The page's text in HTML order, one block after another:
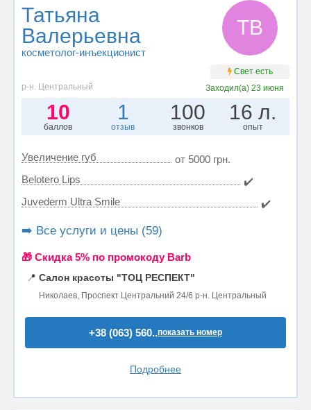
Татьяна
Валерьевна
косметолог-инъекционист
ТВ
Свет есть
р-н. Центральный
Заходил(а)23 июня
10
баллов
1
отзыв
100
звонков
16 л.
опыт
Увеличение губ
от 5000 грн.
Belotero Lips
✔️
Juvederm Ultra Smile
✔️
➡️ Все услуги и цены (59)
🎁 Cкидка 5% по промокоду Barb
📍 Салон красоты "ТОЦ РЕСПЕКТ"
Николаев, Проспект Центральний 24/6 р-н. Центральный
+38 (063) 560..показать номер
Подробнее